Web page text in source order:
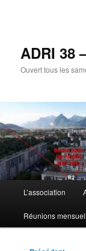
ADRI 38
Ouvert tous les
principal
L’association
Réunions